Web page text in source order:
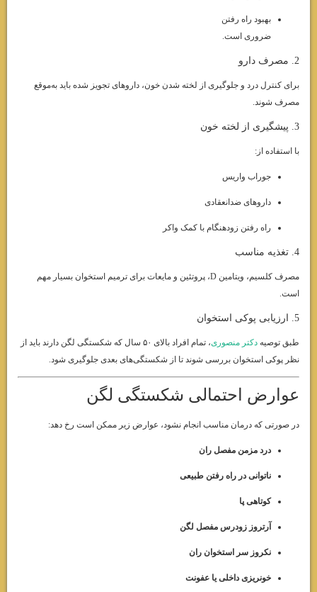
بهبود راه رفتن
ضروری است.
برای کنترل درد و جلوگیری از لخته شدن خون، داروهای تجویز شده باید به‌موقع
مصرف شوند.
با استفاده از:
جوراب واریس
داروهای ضدانعقادی
راه رفتن زودهنگام با کمک واکر
مصرف کلسیم، ویتامین D، پروتئین و مایعات برای ترمیم استخوان بسیار مهم
است.
طبق توصیهدکتر منصوری
، تمام افراد بالای ۵۰ سال که شکستگی لگن دارند باید از
نظر پوکی استخوان بررسی شوند تا از شکستگی‌های بعدی جلوگیری شود.
عوارض احتمالی شکستگی لگن
در صورتی که درمان مناسب انجام نشود، عوارض زیر ممکن است رخ دهد:
درد مزمن مفصل ران
ناتوانی در راه رفتن طبیعی
کوتاهی پا
آرتروز زودرس مفصل لگن
نکروز سر استخوان ران
خونریزی داخلی یا عفونت